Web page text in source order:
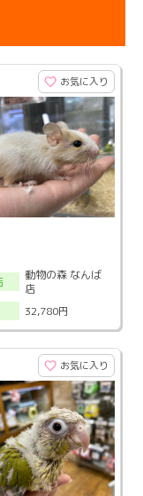
お気に入り
動物の森 なんば
店
32,780円
お気に入り